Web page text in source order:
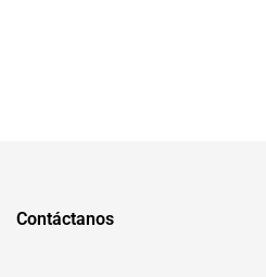
Contáctanos